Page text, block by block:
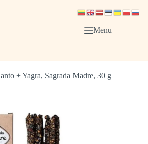
Menu
+ Yagra, Sagrada Madre, 30 g